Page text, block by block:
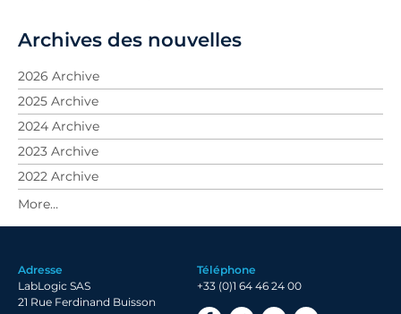
Archives des nouvelles
2026 Archive
2025 Archive
2024 Archive
2023 Archive
2022 Archive
2021 Archive
2020 Archive
2018 Archive
2017 Archive
Adresse
LabLogic SAS
21 Rue Ferdinand Buisson
Téléphone
+33 (0)1 64 46 24 00